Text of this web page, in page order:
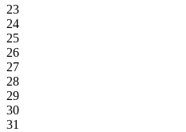
23
24
25
26
27
28
29
30
31